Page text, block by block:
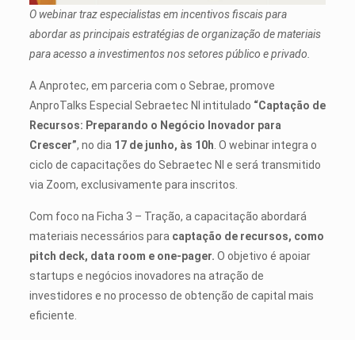
O webinar traz especialistas em incentivos fiscais para
abordar as principais estratégias de organização de materiais
para acesso a investimentos nos setores público e privado.
A Anprotec, em parceria com o Sebrae, promove
AnproTalks Especial Sebraetec NI intitulado “Captação de
Recursos: Preparando o Negócio Inovador para
Crescer”, no dia 17 de junho, às 10h. O webinar integra o
ciclo de capacitações do Sebraetec NI e será transmitido
via Zoom, exclusivamente para inscritos.
Com foco na Ficha 3 – Tração, a capacitação abordará
materiais necessários para captação de recursos, como
pitch deck, data room e one-pager. O objetivo é apoiar
startups e negócios inovadores na atração de
investidores e no processo de obtenção de capital mais
eficiente.